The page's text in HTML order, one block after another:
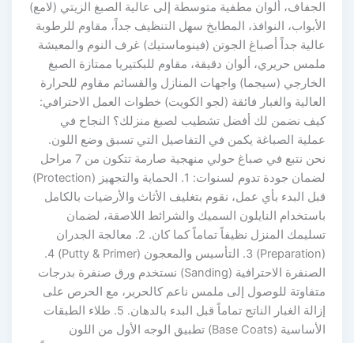
الجفاف، ألوان مطفية متوسطة إلى عالية الصبغ الزيتي (لامع)
الأبواب، النوافذ، المطابخ سهل التنظيف جداً، مقاوم للرطوبة
عالية جداً أصباغ الجوتن (فينوماستيك) غرف النوم والمعيشة
ملمس حريري، ألوان دقيقة، مقاوم للبكتيريا ممتازة الصبغ
الخارجي (سيجما) واجهات المنازل والقسائم مقاوم للحرارة
العالية والغبار فائقة (لجو الكويت) خطوات العمل الاحترافي:
كيف نضمن لك أفضل تشطيب لصبغ منزلك؟ النجاح في
عملية الصباغة يكمن في التفاصيل التي تسبق وضع اللون.
نحن نتبع في صباغ حولي منهجية صارمة تتكون من 7 مراحل
لضمان جودة تدوم لسنوات: 1. الحماية والتجهيز (Protection)
قبل البدء بأي عمل، نقوم بتغليف الأثاث والأرضيات بالكامل
باستخدام النايلون السميك والشرائط اللاصقة، لضمان
تسليمك المنزل نظيفاً تماماً كما كان. 2. معالجة الجدران
(Preparation) 3. التأسيس والمعجون (Putty & Primer) 4.
الصنفرة الاحترافية (Sanding) نستخدم ورق صنفرة بدرجات
متفاوتة للوصول إلى ملمس ناعم كالحرير، مع الحرص على
إزالة الغبار الناتج تماماً قبل البدء بالدهان. 5. طلاء الطبقات
الأساسية (Base Coats) تطبيق الوجه الأول من اللون